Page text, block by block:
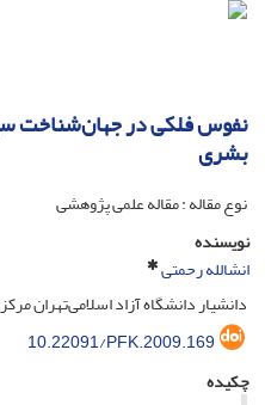
نفوس فلکی در جهان‌شناخت
بشری
نوع مقاله : مقاله علمی پژوهشی
نویسنده
انشالله رحمتی
دانشیار دانشگاه آزاد اسلامی‌‌تهران
10.22091/PFK.2009.169
چکیده